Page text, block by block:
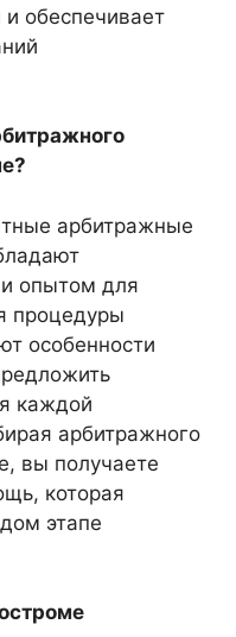
обеспечивает
арбитражные
опытом для
процедуры
особенности
каждой
арбитражного
вы получаете
которая
этапе